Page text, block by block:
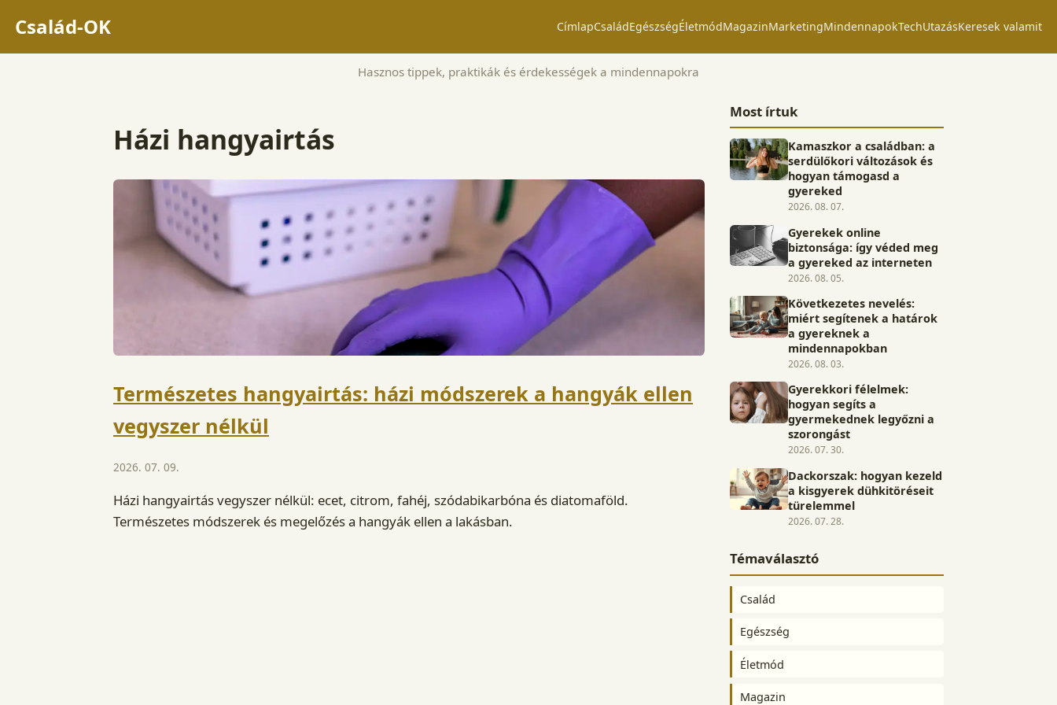
Család-OK CímlapCsaládEgészségÉletmódMagazinMarketingMindennapokTechUtazásKeresek valamit
Hasznos tippek, praktikák és érdekességek a mindennapokra
Házi hangyairtás
Természetes hangyairtás: házi módszerek a hangyák ellen
vegyszer nélkül
2026. 07. 09.
Házi hangyairtás vegyszer nélkül: ecet, citrom, fahéj, szódabikarbóna és diatomaföld.
Természetes módszerek és megelőzés a hangyák ellen a lakásban.
Most írtuk
Kamaszkor a családban: a
serdülőkori változások és
hogyan támogasd a
gyereked
2026. 08. 07.
Gyerekek online
biztonsága: így véded meg
a gyereked az interneten
2026. 08. 05.
Következetes nevelés:
miért segítenek a határok
a gyereknek a
mindennapokban
2026. 08. 03.
Gyerekkori félelmek:
hogyan segíts a
gyermekednek legyőzni a
szorongást
2026. 07. 30.
Dackorszak: hogyan kezeld
a kisgyerek dühkitöréseit
türelemmel
2026. 07. 28.
Témaválasztó
Család
Egészség
Életmód
Magazin